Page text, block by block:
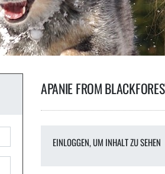
APANIE FROM
EINLOGGEN, UM INHALT ZU SEHEN